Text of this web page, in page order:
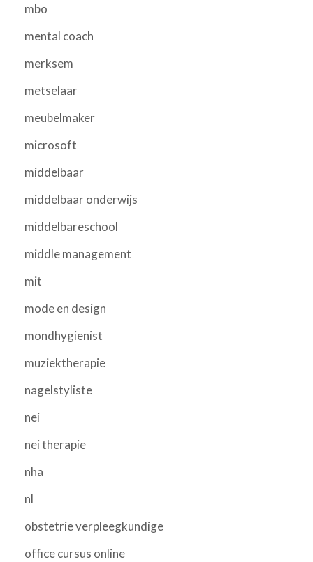
mbo
mental coach
merksem
metselaar
meubelmaker
microsoft
middelbaar
middelbaar onderwijs
middelbareschool
middle management
mit
mode en design
mondhygienist
muziektherapie
nagelstyliste
nei
nei therapie
nha
nl
obstetrie verpleegkundige
office cursus online